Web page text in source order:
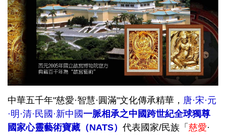
中華五千年"慈愛·智慧·圓滿"文化傳承精華， 唐·宋·元
·明·清·民國·新中國一脈相承之中國跨世紀全球獨尊
國家心靈藝術寶藏（NATS） 代表國家/民族「 慈愛·